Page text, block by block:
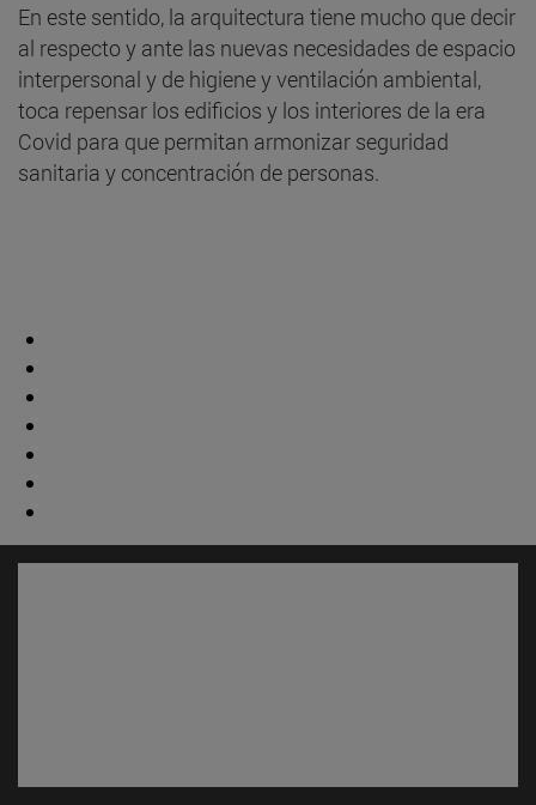
En este sentido, la arquitectura tiene mucho que decir
al respecto y ante las nuevas necesidades de espacio
interpersonal y de higiene y ventilación ambiental,
toca repensar los edificios y los interiores de la era
Covid para que permitan armonizar seguridad
sanitaria y concentración de personas.